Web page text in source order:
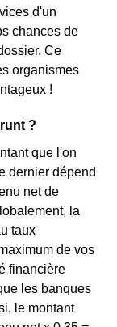
d'un
chances de
Ce
organismes
!
?
que l'on
dernier dépend
net de
la
taux
de vos
financière
les banques
le montant